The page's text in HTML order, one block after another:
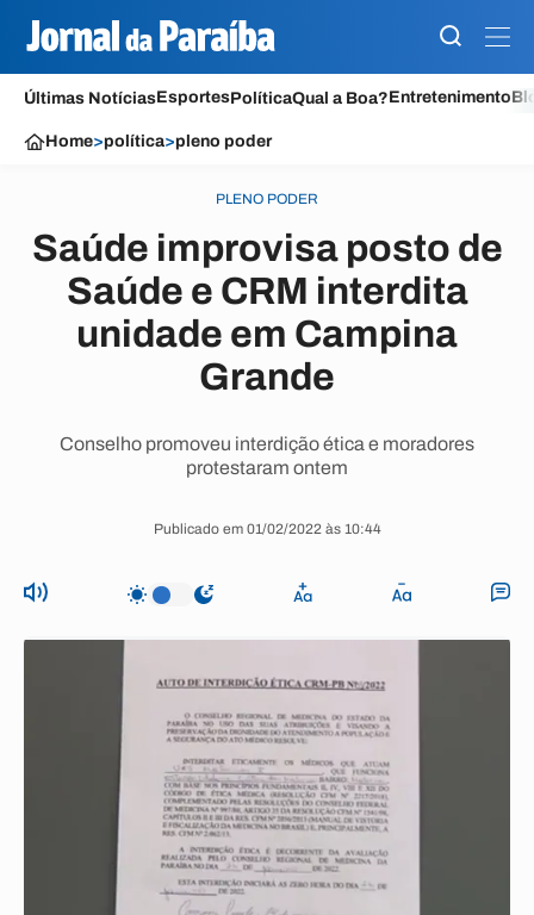
Últimas NotíciasEsportesPolíticaQual a Boa?Entretenimento
Home>política>pleno poder
PLENO PODER
Saúde improvisa posto de
Saúde e CRM interdita
unidade em Campina
Grande
Conselho promoveu interdição ética e moradores
protestaram ontem
Publicado em 01/02/2022 às 10:44